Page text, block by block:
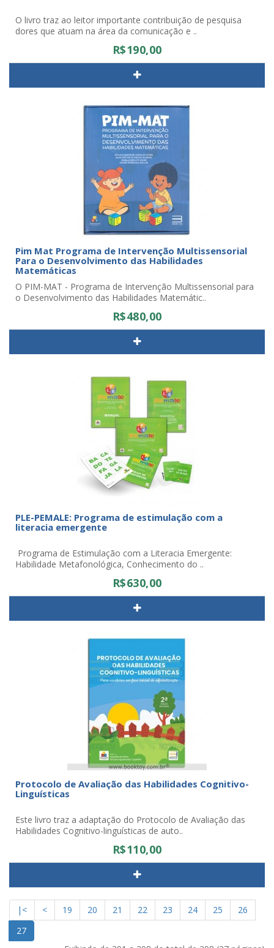
O livro traz ao leitor importante contribuição de pesquisa
dores que atuam na área da comunicação e ..
R$190,00
Pim Mat Programa de Intervenção Multissensorial
Para o Desenvolvimento das Habilidades
Matemáticas
O PIM-MAT - Programa de Intervenção Multissensorial para
o Desenvolvimento das Habilidades Matemátic..
R$480,00
PLE-PEMALE: Programa de estimulação com a
literacia emergente
Programa de Estimulação com a Literacia Emergente:
Habilidade Metafonológica, Conhecimento do ..
R$630,00
Protocolo de Avaliação das Habilidades Cognitivo-
Linguísticas
Este livro traz a adaptação do Protocolo de Avaliação das
Habilidades Cognitivo-linguísticas de auto..
R$110,00
|< < 19 20 21 22 23 24 25
26
27